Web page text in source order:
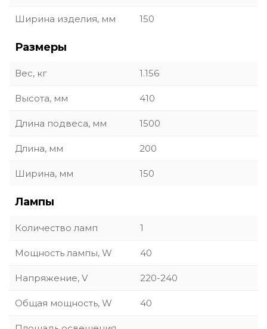
Ширина изделия, мм 150
Размеры
Вес, кг 1.156
Высота, мм 410
Длина подвеса, мм 1500
Длина, мм 200
Ширина, мм 150
Лампы
Количество ламп 1
Мощность лампы, W 40
Напряжение, V 220-240
Общая мощность, W 40